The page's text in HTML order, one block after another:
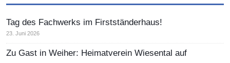
Tag des Fachwerks im Firstständerhaus!
23. Juni 2026
Zu Gast in Weiher: Heimatverein Wiesental auf